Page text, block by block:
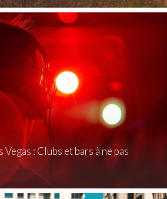
: Clubs et bars à ne pas